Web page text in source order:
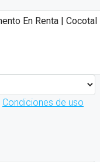
Condiciones de uso